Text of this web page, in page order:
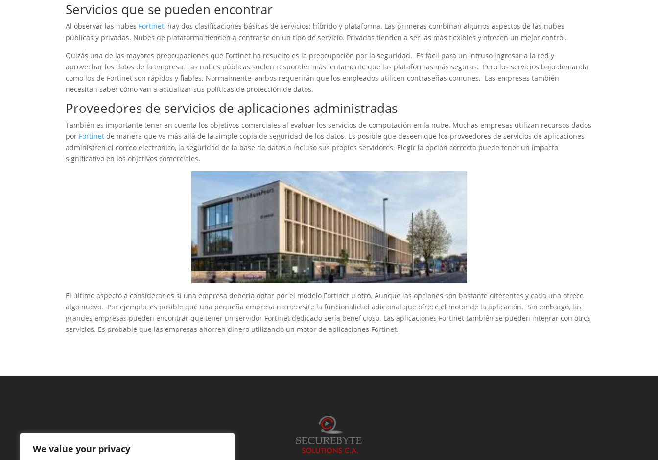
We value your privacy
Servicios que se pueden encontrar
Al observar las nubes Fortinet, hay dos clasificaciones básicas de servicios; híbrido y plataforma. Las primeras combinan algunos aspectos de las nubes
públicas y privadas. Nubes de plataforma tienden a centrarse en un tipo de servicio. Privadas tienden a ser las más flexibles y ofrecen un mejor control.
Quizás una de las mayores preocupaciones que Fortinet ha resuelto es la preocupación por la seguridad. Es fácil para un intruso ingresar a la red y
aprovechar los datos de la empresa. Las nubes públicas suelen responder más lentamente que las plataformas más seguras. Pero los servicios bajo demanda
como los de Fortinet son rápidos y fiables. Normalmente, ambos requerirán que los empleados utilicen contraseñas comunes. Las empresas también
necesitan saber cómo van a actualizar sus políticas de protección de datos.
Proveedores de servicios de aplicaciones administradas
También es importante tener en cuenta los objetivos comerciales al evaluar los servicios de computación en la nube. Muchas empresas utilizan recursos dados
por Fortinet de manera que va más allá de la simple copia de seguridad de los datos. Es posible que deseen que los proveedores de servicios de aplicaciones
administren el correo electrónico, la seguridad de la base de datos o incluso sus propios servidores. Elegir la opción correcta puede tener un impacto
significativo en los objetivos comerciales.
El último aspecto a considerar es si una empresa debería optar por el modelo Fortinet u otro. Aunque las opciones son bastante diferentes y cada una ofrece
algo nuevo. Por ejemplo, es posible que una pequeña empresa no necesite la funcionalidad adicional que ofrece el motor de la aplicación. Sin embargo, las
grandes empresas pueden encontrar que tener un servidor Fortinet dedicado sería beneficioso. Las aplicaciones Fortinet también se pueden integrar con otros
servicios. Es probable que las empresas ahorren dinero utilizando un motor de aplicaciones Fortinet.